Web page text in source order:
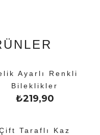
Ayarlı Renkli
Bileklikler
₺219,90
Taraflı Kaz